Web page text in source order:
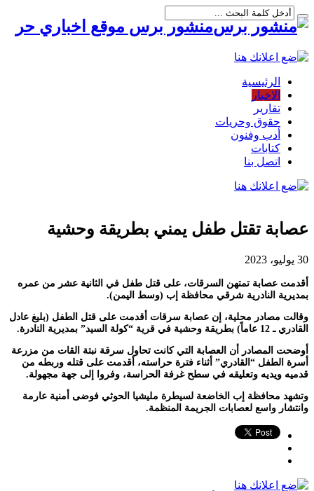
منشور برس موقع اخباري حر
الرئيسية
الاخبار
تقارير
حقوق وحريات
أدب وفنون
كتابات
اتصل بنا
عصابة تقتل طفل يمني بطريقة وحشية
30 يوليو، 2023
أقدمت عصابة تمتهن السرقات، على قتل طفل في الثانية عشر من عمره
بمديرية النادرية شرقي محافظة إب (وسط اليمن).
وقالت مصادر محلية، إن عصابة سرقات أقدمت على قتل الطفل (بليغ عادل
القادري ـ 12 عاماً) بطريقة وحشية في قرية “كولة السيد” بمديرية النادرة.
أوضحت المصادر أن العصابة التي كانت تحاول سرقة نبتة القات من مزرعة
أسرة الطفل “القادري” أثناء فترة حراسته، أقدمت على قتله وربطه من
قدميه ويديه وتعليقه في سطح غرفة الحراسة، وفروا إلى جهة مجهولة.
وتشهد محافظة إب الخاضعة لسيطرة مليشيا الحوثي فوضى أمنية عارمة
وانتشار واسع لعصابات الجريمة المنظمة.